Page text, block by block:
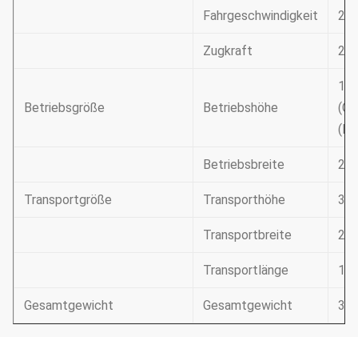
Fahrgeschwindigkeit
Zugkraft
Betriebsgröße Betriebshöhe
Betriebsbreite
Transportgröße Transporthöhe
Transportbreite
Transportlänge
Gesamtgewicht Gesamtgewicht 35